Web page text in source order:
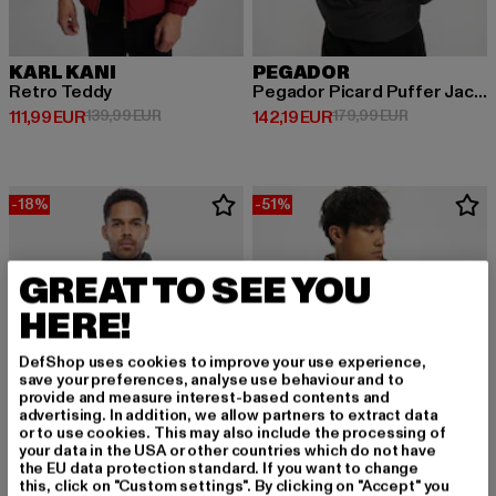
KARL KANI
Retro Teddy
111,99 EUR
Derzeitiger Preis: 111,99 EUR
139,99 EURAktionspreis: 139,99 EUR
PEGADOR
Pegador Picard Puffer Jacket
142,19 EUR
Derzeitiger Preis: 142,19 EUR
179,99 EURAktionspreis:
-18% -51%
GREAT TO SEE YOU
HERE!
DefShop uses cookies to improve your use experience,
save your preferences, analyse use behaviour and to
provide and measure interest-based contents and
advertising. In addition, we allow partners to extract data
or to use cookies. This may also include the processing of
your data in the USA or other countries which do not have
the EU data protection standard. If you want to change
this, click on "Custom settings". By clicking on "Accept" you